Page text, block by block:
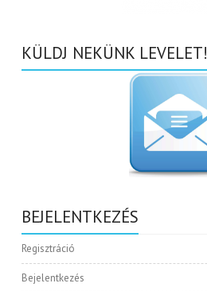
KÜLDJ NEKÜNK LEVELET!
BEJELENTKEZÉS
Regisztráció
Bejelentkezés